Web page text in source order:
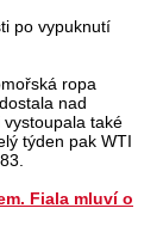
po vypuknutí
ropa
nad
také
týden pak WTI
Fiala mluví o